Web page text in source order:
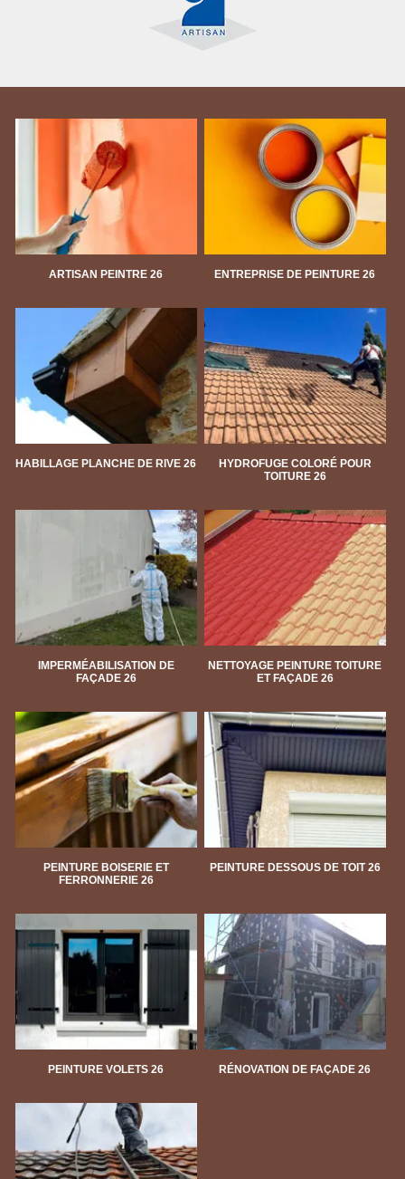
ARTISAN PEINTRE 26 ENTREPRISE DE PEINTURE 26
HABILLAGE PLANCHE DE RIVE 26
HYDROFUGE COLORÉ POUR
TOITURE 26
IMPERMÉABILISATION DE
FAÇADE 26
NETTOYAGE PEINTURE TOITURE
ET FAÇADE 26
PEINTURE BOISERIE ET
FERRONNERIE 26
PEINTURE DESSOUS DE TOIT 26
PEINTURE VOLETS 26 RÉNOVATION DE FAÇADE 26